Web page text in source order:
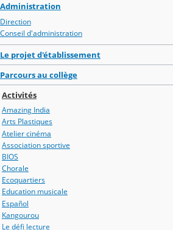
Administration
Direction
Conseil d'administration
Le projet d'établissement
Parcours au collège
Activités
Amazing India
Arts Plastiques
Atelier cinéma
Association sportive
BIOS
Chorale
Ecoquartiers
Education musicale
Español
Kangourou
Le défi lecture